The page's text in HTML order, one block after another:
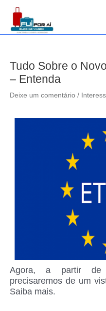
Tudo Sobre o
– Entenda
Deixe um comentário /
Agora, a partir de
precisaremos de um
Saiba mais.